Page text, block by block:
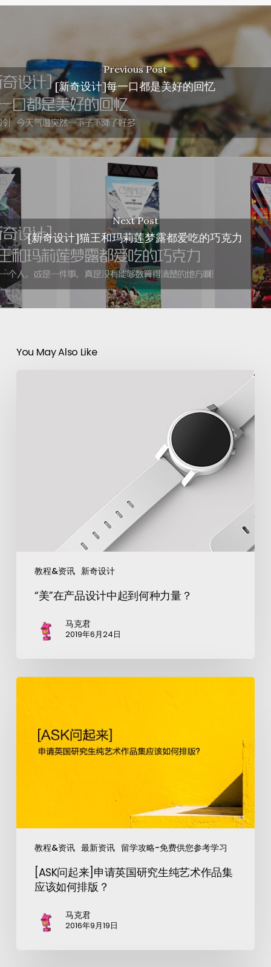
Previous Post
[新奇设计]每一口都是美好的回忆
Next Post
[新奇设计]猫王和玛莉莲梦露都爱吃的巧克力
You May Also Like
教程&资讯 新奇设计
“美”在产品设计中起到何种力量？
马克君
2019年6月24日
教程&资讯 最新资讯 留学攻略-免费供您参考学习
[ASK问起来]申请英国研究生纯艺术作品集
应该如何排版？
马克君
2016年9月19日